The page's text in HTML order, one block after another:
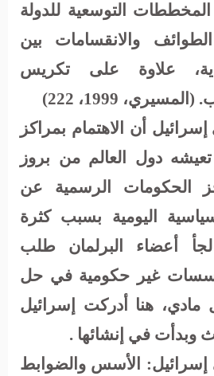
المخططات التوسعية للدولة
الطوائف والانقسامات
بين
علاوة على
تكريس
. (المسيري، 1999، 222)
أن الاهتمام بمراكز
دول العالم من بروز
الحكومات الرسمية عن
اليومية بسبب كثرة
لجأ أعضاء البرلمان طلب
غير حكومية في حل
مادي، هنا أدركت إسرائيل
وبدأت في إنشائها .
إسرائيل: الأسس والضوابط